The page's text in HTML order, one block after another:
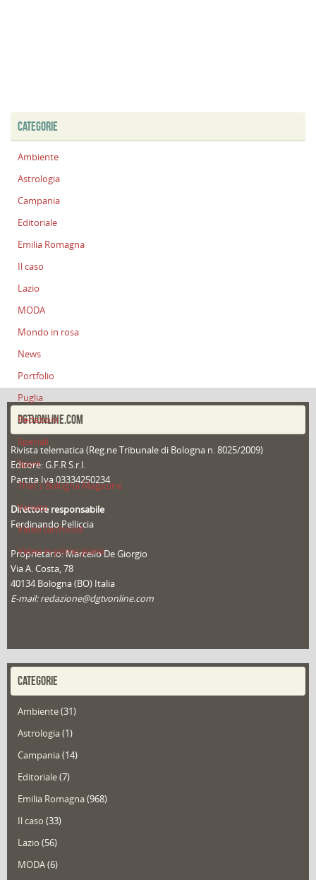
CATEGORIE
Ambiente
Astrologia
Campania
Editoriale
Emilia Romagna
Il caso
Lazio
MODA
Mondo in rosa
News
Portfolio
Puglia
Redazioni
Speciali
Sport
That's Bologna Magazine
Veneto
Video (archivio)
Video in primo piano
DGTVONLINE.COM
Rivista telematica (Reg.ne Tribunale di Bologna n. 8025/2009)
Editore: G.F.R S.r.l.
Partita Iva 03334250234
Direttore responsabile
Ferdinando Pelliccia
Proprietario: Marcello De Giorgio
Via A. Costa, 78
40134 Bologna (BO) Italia
E-mail: redazione@dgtvonline.com
CATEGORIE
Ambiente(31)
Astrologia(1)
Campania(14)
Editoriale(7)
Emilia Romagna(968)
Il caso (33)
Lazio (56)
MODA(6)